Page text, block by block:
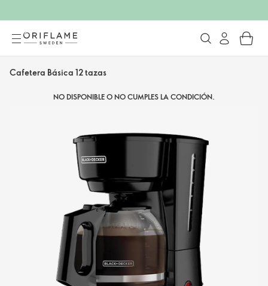
Cafetera Básica 12 tazas
NO DISPONIBLE O NO CUMPLES LA CONDICIÓN.